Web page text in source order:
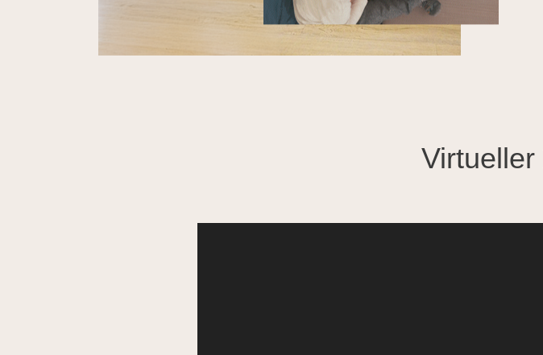
Virtueller